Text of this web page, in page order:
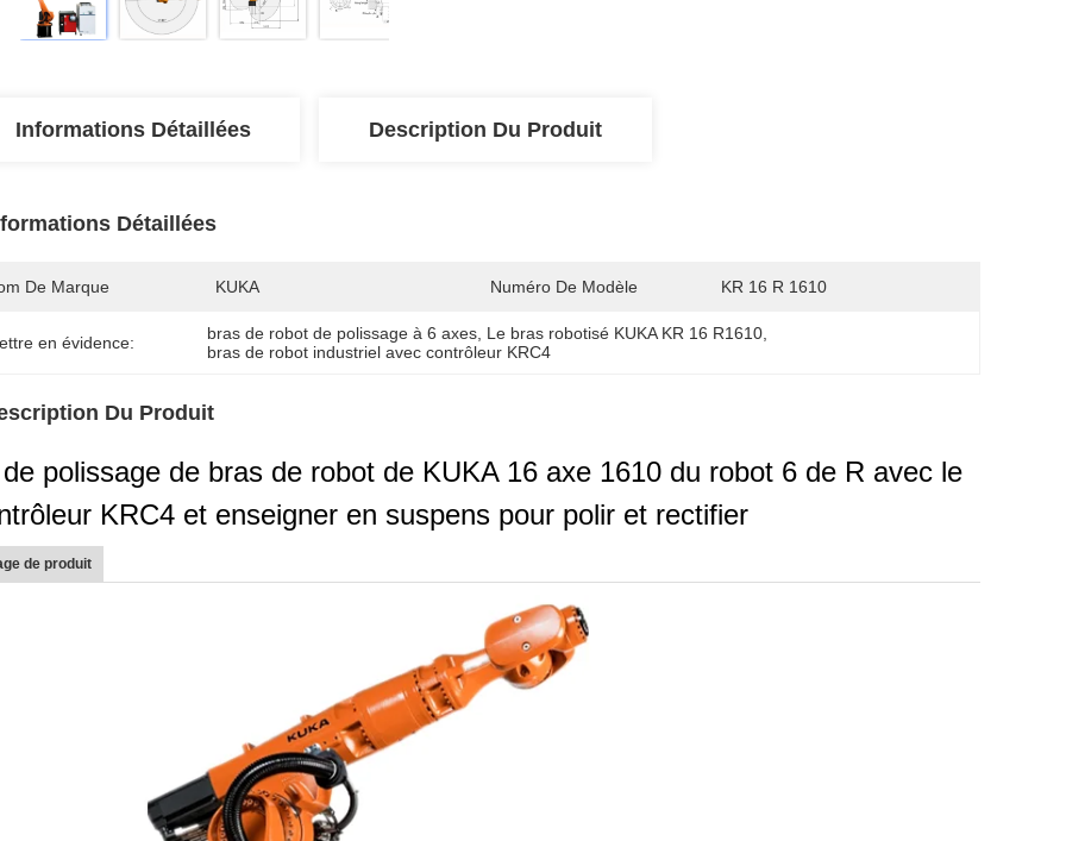
Informations Détaillées Description Du Produit
Détaillées
De Marque KUKA Numéro De Modèle KR 16 R 1610
en évidence: bras de robot de polissage à 6 axes Le bras robotisé KUKA KR 16 R1610
bras de robot industriel avec contrôleur KRC4
Du Produit
polissage de bras de robot de KUKA 16 axe 1610 du robot 6 de R avec le
KRC4 et enseigner en suspens pour polir et rectifier
de produit